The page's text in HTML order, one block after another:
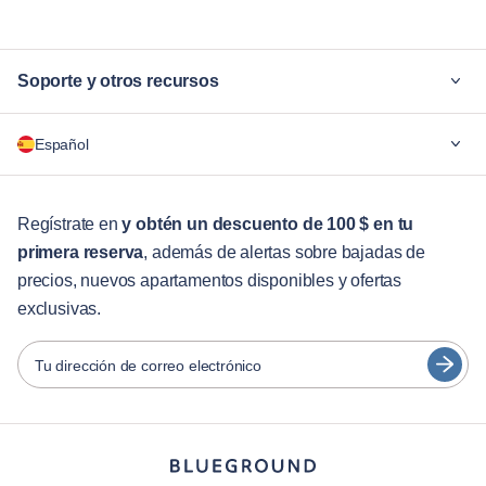
Soporte y otros recursos
Para las empresas
Servicios para huéspedes
Guías de ciudades
Socios
Operadores de alquiler amueblado
Propietarios
Socios de franquicia
Español
English
Português
Español
Français
Türkçe
Regístrate eny obtén un descuento de 100 $ en tu
primera reserva, además de alertas sobre bajadas de
precios, nuevos apartamentos disponibles y ofertas
exclusivas.
Tu dirección de correo electrónico